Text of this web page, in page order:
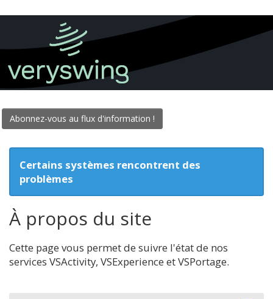
Abonnez-vous au flux d'information !
Certains systèmes rencontrent des
problèmes
À propos du site
Cette page vous permet de suivre l'état de nos
services VSActivity, VSExperience et VSPortage.